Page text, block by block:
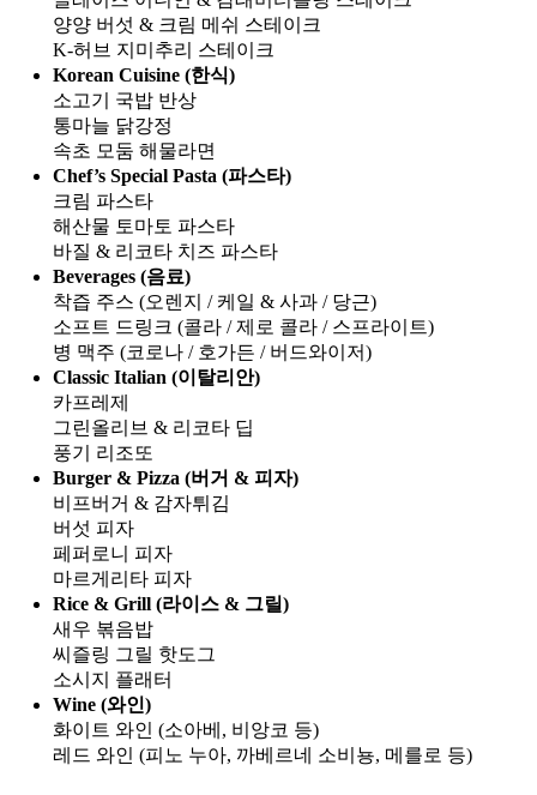
양양 버섯 & 크림 메쉬 스테이크
K-허브 지미추리 스테이크
Korean Cuisine (한식)
소고기 국밥 반상
통마늘 닭강정
속초 모둠 해물라면
Chef’s Special Pasta (파스타)
크림 파스타
해산물 토마토 파스타
바질 & 리코타 치즈 파스타
Beverages (음료)
착즙 주스 (오렌지 / 케일 & 사과 / 당근)
소프트 드링크 (콜라 / 제로 콜라 / 스프라이트)
병 맥주 (코로나 / 호가든 / 버드와이저)
Classic Italian (이탈리안)
카프레제
그린올리브 & 리코타 딥
풍기 리조또
Burger & Pizza (버거 & 피자)
비프버거 & 감자튀김
버섯 피자
페퍼로니 피자
마르게리타 피자
Rice & Grill (라이스 & 그릴)
새우 볶음밥
씨즐링 그릴 핫도그
소시지 플래터
Wine (와인)
화이트 와인 (소아베, 비앙코 등)
레드 와인 (피노 누아, 까베르네 소비뇽, 메를로 등)